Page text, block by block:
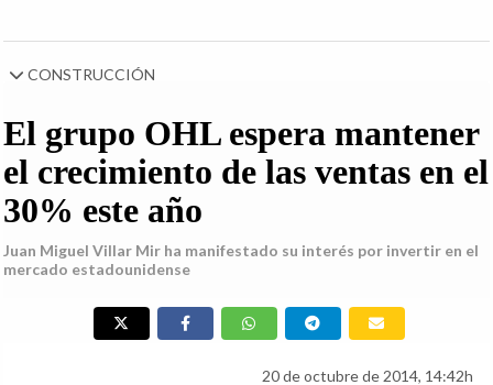
CONSTRUCCIÓN
El grupo OHL espera mantener
el crecimiento de las ventas en el
30% este año
Juan Miguel Villar Mir ha manifestado su interés por invertir en el
mercado estadounidense
20 de octubre de 2014, 14:42h